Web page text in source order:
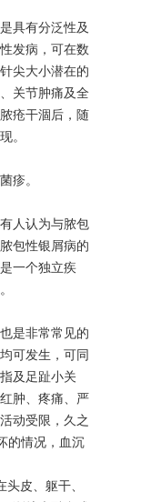
具有分泛性及
发病，可在数
尖大小潜在的
关节肿痛及全
疮干涸后，随
。
疹。
人认为与脓包
包性银屑病的
一个独立疾
是非常常见的
可发生，可同
及足趾小关
肿、疼痛、严
动受限，久之
的情况，血沉
皮、躯干、